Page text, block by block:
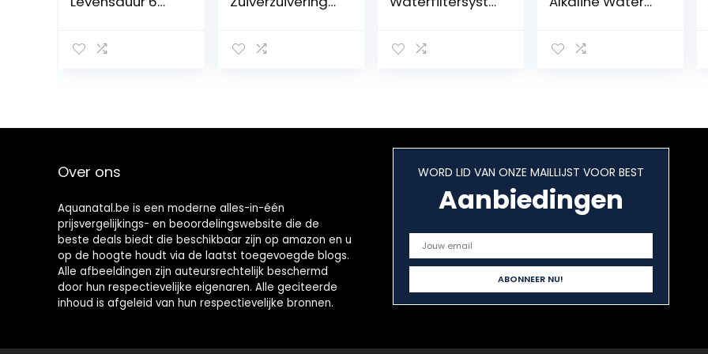
WD-G3-W
kraanreiniger
Keukenkraan,
Tech
Mineraalzuiverin
waterfilter
Over ons
Aquanatal.be is een moderne alles-in-één
prijsvergelijkings- en beoordelingswebsite die de
beste deals biedt die beschikbaar zijn op amazon en u
op de hoogte houdt via de laatst toegevoegde blogs.
Alle afbeeldingen zijn auteursrechtelijk beschermd
door hun respectievelijke eigenaren. Alle geciteerde
inhoud is afgeleid van hun respectievelijke bronnen.
WORD LID VAN ONZE MAILLIJST VOOR BEST
Aanbiedingen